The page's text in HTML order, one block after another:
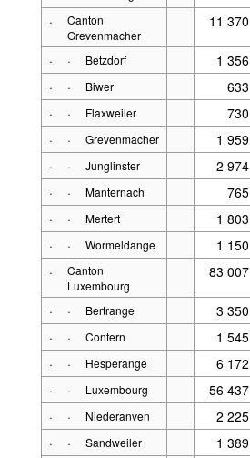
·
Canton
Grevenmacher
11 370
· · Betzdorf 1 356
· · Biwer 633
· · Flaxweiler 730
· · Grevenmacher 1 959
· · Junglinster 2 974
· · Manternach 765
· · Mertert 1 803
· · Wormeldange 1 150
·
Canton
Luxembourg
83 007
· · Bertrange 3 350
· · Contern 1 545
· · Hesperange 6 172
· · Luxembourg 56 437
· · Niederanven 2 225
· · Sandweiler 1 389